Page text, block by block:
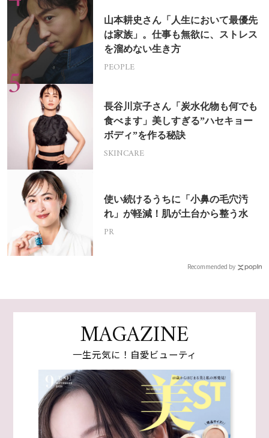
山本耕史さん「人生において最優先
は家族」。仕事も無欲に、ストレス
を溜めない生き方
PEOPLE
長谷川京子さん「炭水化物も何でも
食べます」美しすぎる”ハセキョー
ボディ”を作る秘訣
SKINCARE
使い続けるうちに「小鼻の毛穴汚
れ」が軽減！肌が土台から整う水
PR
Recommended by
MAGAZINE
一生元気に！自愛ビューティ